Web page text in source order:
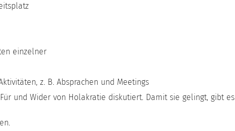
einzelner
z. B. Absprachen und Meetings
und Wider von Holakratie diskutiert. Damit sie gelingt, gibt es